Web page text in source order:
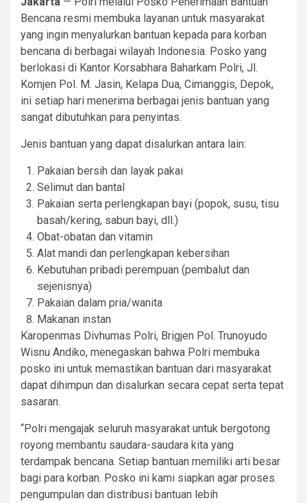
Bencana resmi membuka layanan untuk masyarakat
yang ingin menyalurkan bantuan kepada para korban
bencana di berbagai wilayah Indonesia. Posko yang
berlokasi di Kantor Korsabhara Baharkam Polri, Jl.
Komjen Pol. M. Jasin, Kelapa Dua, Cimanggis, Depok,
ini setiap hari menerima berbagai jenis bantuan yang
sangat dibutuhkan para penyintas.
Jenis bantuan yang dapat disalurkan antara lain:
Pakaian bersih dan layak pakai
Selimut dan bantal
Pakaian serta perlengkapan bayi (popok, susu, tisu
basah/kering, sabun bayi, dll.)
Obat-obatan dan vitamin
Alat mandi dan perlengkapan kebersihan
Kebutuhan pribadi perempuan (pembalut dan
sejenisnya)
Pakaian dalam pria/wanita
Makanan instan
Karopenmas Divhumas Polri, Brigjen Pol. Trunoyudo
Wisnu Andiko, menegaskan bahwa Polri membuka
posko ini untuk memastikan bantuan dari masyarakat
dapat dihimpun dan disalurkan secara cepat serta tepat
sasaran.
“Polri mengajak seluruh masyarakat untuk bergotong
royong membantu saudara-saudara kita yang
terdampak bencana. Setiap bantuan memiliki arti besar
bagi para korban. Posko ini kami siapkan agar proses
pengumpulan dan distribusi bantuan lebih